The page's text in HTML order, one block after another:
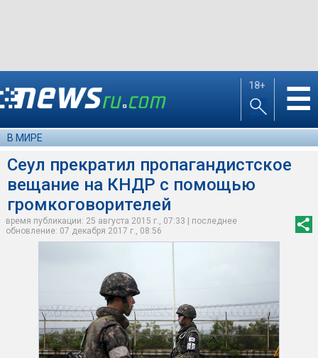
18+ ☰
В МИРЕ
Сеул прекратил пропагандистское
вещание на КНДР с помощью
громкоговорителей
время публикации: 25 августа 2015 г., 07:33 | последнее
обновление: 07 декабря 2017 г., 08:56